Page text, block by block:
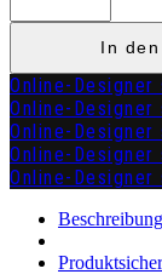
zuzügl.Versandkosten
Menge
In
Online-
Online-
Online-
Online-
Online-
Beschreibung